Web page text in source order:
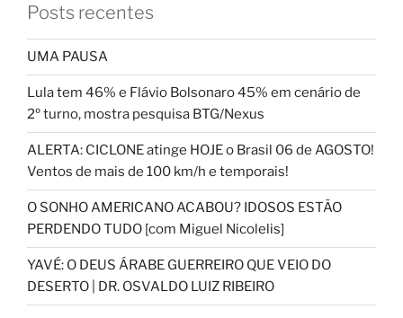
Posts recentes
UMA PAUSA
Lula tem 46% e Flávio Bolsonaro 45% em cenário de
2º turno, mostra pesquisa BTG/Nexus
ALERTA: CICLONE atinge HOJE o Brasil 06 de AGOSTO!
Ventos de mais de 100 km/h e temporais!
O SONHO AMERICANO ACABOU? IDOSOS ESTÃO
PERDENDO TUDO [com Miguel Nicolelis]
YAVÉ: O DEUS ÁRABE GUERREIRO QUE VEIO DO
DESERTO | DR. OSVALDO LUIZ RIBEIRO